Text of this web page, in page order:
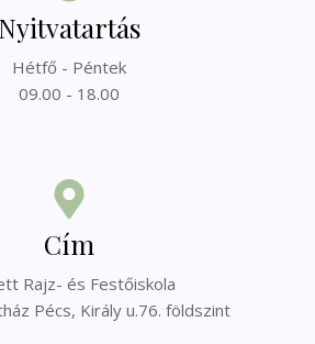
Nyitvatartás
Hétfő - Péntek
09.00 - 18.00
Cím
Rajz- és Festőiskola
Pécs, Király u.76. földszint